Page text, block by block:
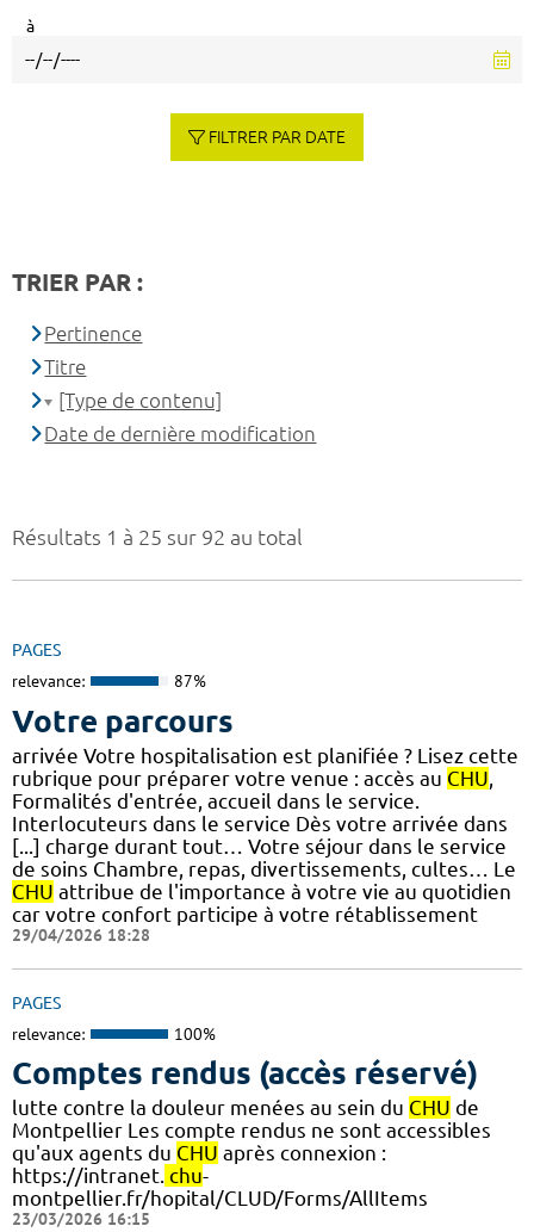
Résultats 1 à 25 sur 92 au total
PAGES
relevance: 87%
Votre parcours
arrivée Votre hospitalisation est planifiée ? Lisez cette
rubrique pour préparer votre venue : accès au CHU
Formalités d'entrée, accueil dans le service.
Interlocuteurs dans le service Dès votre arrivée dans
[...] charge durant tout… Votre séjour dans le service
de soins Chambre, repas, divertissements, cultes… Le
CHU attribue de l'importance à votre vie au quotidien
car votre confort participe à votre rétablissement
29/04/2026 18:28
PAGES
relevance: 100%
Comptes rendus (accès réservé)
lutte contre la douleur menées au sein du CHU de
Montpellier Les compte rendus ne sont accessibles
qu'aux agents du CHU après connexion :
https://intranet. chu-
montpellier.fr/hopital/CLUD/Forms/AllItems
23/03/2026 16:15
à
FILTRER PAR DATE
TRIER PAR :
Pertinence
Titre
[Type de contenu]
Date de dernière modification